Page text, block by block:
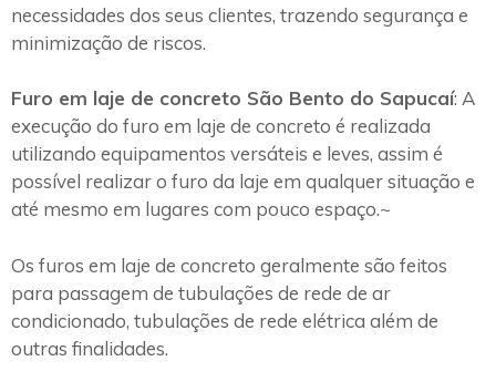
necessidades dos seus clientes, trazendo segurança e
minimização de riscos.
Furo em laje de concreto São Bento do Sapucaí: A
execução do furo em laje de concreto é realizada
utilizando equipamentos versáteis e leves, assim é
possível realizar o furo da laje em qualquer situação e
até mesmo em lugares com pouco espaço.~
Os furos em laje de concreto geralmente são feitos
para passagem de tubulações de rede de ar
condicionado, tubulações de rede elétrica além de
outras finalidades.